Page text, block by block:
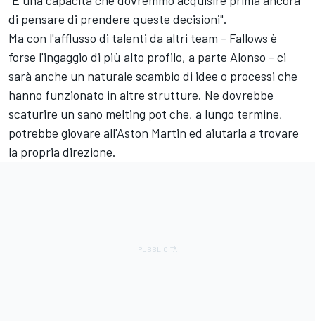
di pensare di prendere queste decisioni".
Ma con l'afflusso di talenti da altri team - Fallows è
forse l'ingaggio di più alto profilo, a parte Alonso - ci
sarà anche un naturale scambio di idee o processi che
hanno funzionato in altre strutture. Ne dovrebbe
scaturire un sano melting pot che, a lungo termine,
potrebbe giovare all'Aston Martin ed aiutarla a trovare
la propria direzione.